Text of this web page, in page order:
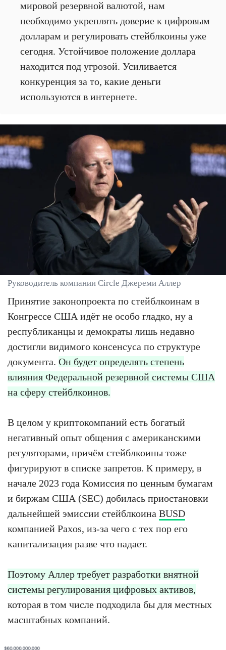
мировой резервной валютой, нам
необходимо укреплять доверие к цифровым
долларам и регулировать стейблкоины уже
сегодня. Устойчивое положение доллара
находится под угрозой. Усиливается
конкуренция за то, какие деньги
используются в интернете.
Руководитель компании Circle Джереми Аллер
Принятие законопроекта по стейблкоинам в
Конгрессе США идёт не особо гладко, ну а
республиканцы и демократы лишь недавно
достигли видимого консенсуса по структуре
документа. Он будет определять степень
влияния Федеральной резервной системы США
на сферу стейблкоинов.
В целом у криптокомпаний есть богатый
негативный опыт общения с американскими
регуляторами, причём стейблкоины тоже
фигурируют в списке запретов. К примеру, в
начале 2023 года Комиссия по ценным бумагам
и биржам США (SEC) добилась приостановки
дальнейшей эмиссии стейблкоина BUSD
компанией Paxos, из-за чего с тех пор его
капитализация разве что падает.
Поэтому Аллер требует разработки внятной
системы регулирования цифровых активов,
которая в том числе подходила бы для местных
масштабных компаний.